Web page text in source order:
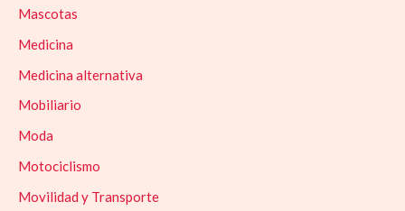
Mascotas
Medicina
Medicina alternativa
Mobiliario
Moda
Motociclismo
Movilidad y Transporte